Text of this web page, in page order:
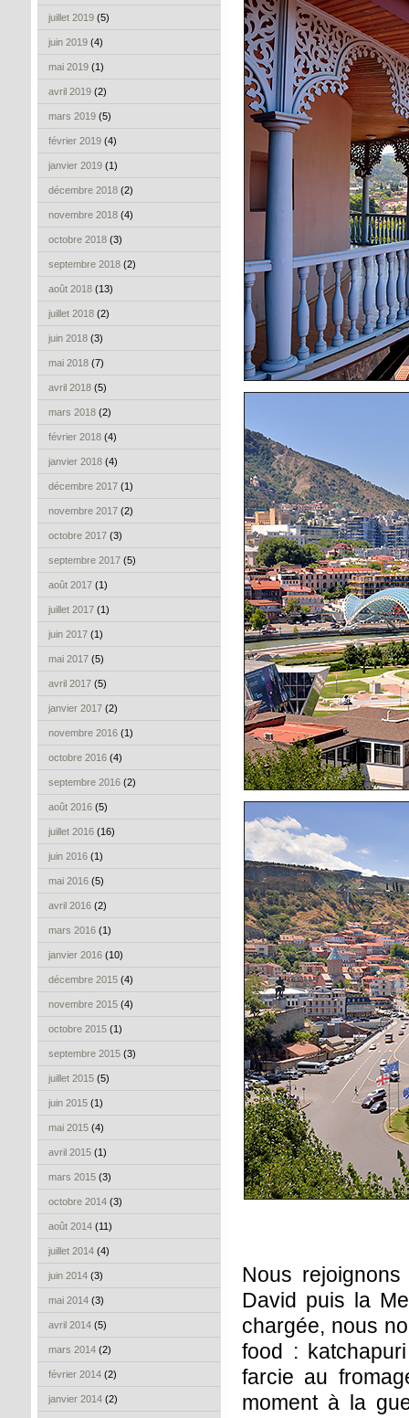
juillet 2019 (5)
juin 2019 (4)
mai 2019 (1)
avril 2019 (2)
mars 2019 (5)
février 2019 (4)
janvier 2019 (1)
décembre 2018 (2)
novembre 2018 (4)
octobre 2018 (3)
septembre 2018 (2)
août 2018 (13)
juillet 2018 (2)
juin 2018 (3)
mai 2018 (7)
avril 2018 (5)
mars 2018 (2)
février 2018 (4)
janvier 2018 (4)
décembre 2017 (1)
novembre 2017 (2)
octobre 2017 (3)
septembre 2017 (5)
août 2017 (1)
juillet 2017 (1)
juin 2017 (1)
mai 2017 (5)
avril 2017 (5)
janvier 2017 (2)
novembre 2016 (1)
octobre 2016 (4)
septembre 2016 (2)
août 2016 (5)
juillet 2016 (16)
juin 2016 (1)
mai 2016 (5)
avril 2016 (2)
mars 2016 (1)
janvier 2016 (10)
décembre 2015 (4)
novembre 2015 (4)
octobre 2015 (1)
septembre 2015 (3)
juillet 2015 (5)
juin 2015 (1)
mai 2015 (4)
avril 2015 (1)
mars 2015 (3)
octobre 2014 (3)
août 2014 (11)
juillet 2014 (4)
juin 2014 (3)
mai 2014 (3)
avril 2014 (5)
mars 2014 (2)
février 2014 (2)
janvier 2014 (2)
Nous
David puis la
chargée, nous
food :
farcie au
moment à la